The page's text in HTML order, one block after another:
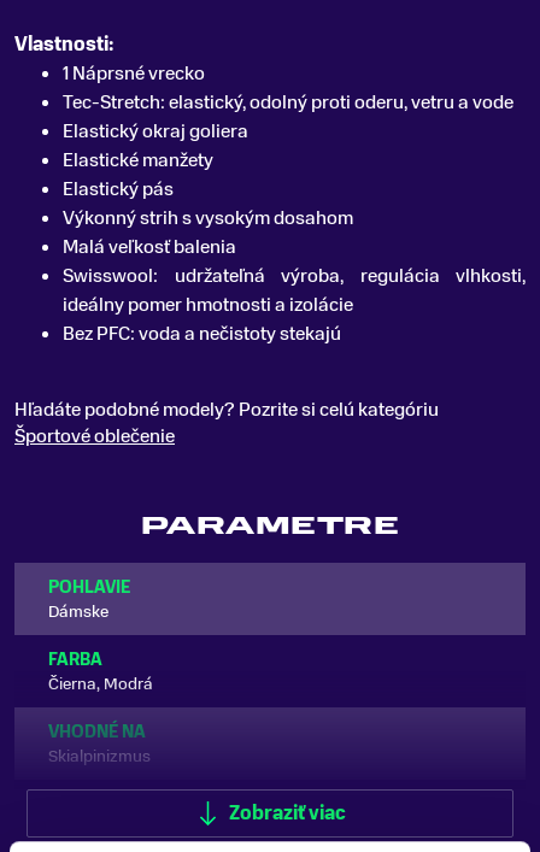
Vlastnosti:
1 Náprsné vrecko
Tec-Stretch: elastický, odolný proti oderu, vetru a vode
Elastický okraj goliera
Elastické manžety
Elastický pás
Výkonný strih s vysokým dosahom
Malá veľkosť balenia
Swisswool: udržateľná výroba, regulácia vlhkosti,
ideálny pomer hmotnosti a izolácie
Bez PFC: voda a nečistoty stekajú
Hľadáte podobné modely? Pozrite si celú kategóriu
Športové oblečenie
PARAMETRE
POHLAVIE
Dámske
FARBA
Čierna, Modrá
VHODNÉ NA
Skialpinizmus
Zobraziť viac